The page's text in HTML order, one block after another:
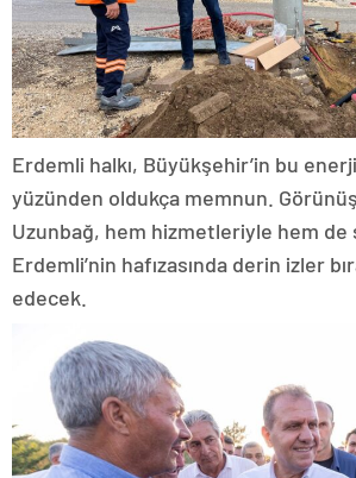
Erdemli halkı, Büyükşehir’in bu
yüzünden oldukça memnun.
Uzunbağ, hem hizmetleriyle hem
Erdemli’nin hafızasında derin izler
edecek.